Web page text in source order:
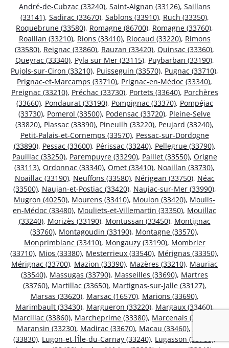
André-de-Cubzac (33240), Saint-Aignan (33126), Saillans
(33141), Sadirac (33670), Sablons (33910), Ruch (33350),
Roquebrune (33580), Romagne (86700), Romagne (33760),
Roaillan (33210), Rions (33410), Riocaud (33220), Rimons
(33580), Reignac (33860), Rauzan (33420), Quinsac (33360),
Queyrac (33340), Pyla sur Mer (33115), Puybarban (33190),
Pujols-sur-Ciron (33210), Puisseguin (33570), Pugnac (33710),
Prignac-et-Marcamps (33710), Prignac-en-Médoc (33340),
Preignac (33210), Préchac (33730), Portets (33640), Porchères
(33660), Pondaurat (33190), Pompignac (33370), Pompéjac
(33730), Pomerol (33500), Podensac (33720), Pleine-Selve
(33820), Plassac (33390), Pineuilh (33220), Peujard (33240),
Petit-Palais-et-Cornemps (33570), Pessac-sur-Dordogne
(33890), Pessac (33600), Périssac (33240), Pellegrue (33790),
Pauillac (33250), Parempuyre (33290), Paillet (33550), Origne
(33113), Ordonnac (33340), Omet (33410), Noaillan (33730),
Noaillac (33190), Neuffons (33580), Nérigean (33750), Néac
(33500), Naujan-et-Postiac (33420), Naujac-sur-Mer (33990),
Mugron (40250), Mourens (33410), Moulon (33420), Moulis-
en-Médoc (33480), Mouliets-et-Villemartin (33350), Mouillac
(33240), Morizès (33190), Montussan (33450), Montignac
(33760), Montagoudin (33190), Montagne (33570),
Monprimblanc (33410), Mongauzy (33190), Mombrier
(33710), Mios (33380), Mesterrieux (33540), Mérignas (33350),
Mérignac (33700), Mazion (33390), Mazères (33210), Mauriac
(33540), Massugas (33790), Masseilles (33690), Martres
(33760), Martillac (33650), Martignas-sur-Jalle (33127),
Marsas (33620), Marsac (16570), Marions (33690),
Marimbault (33430), Margueron (33220), Margaux (33460),
Marcillac (33860), Marcheprime (33380), Marcenais (33620)
Maransin (33230), Madirac (33670), Macau (33460),
(33830), Lugon-et-l’Île-du-Carnay (33240), Lugasson (33760),